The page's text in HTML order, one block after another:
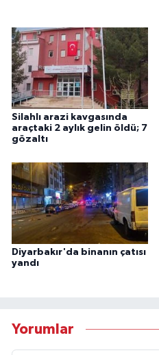
Silahlı arazi kavgasında
araçtaki 2 aylık gelin öldü; 7
gözaltı
Diyarbakır'da binanın çatısı
yandı
Yorumlar